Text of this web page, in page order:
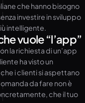
che hanno bisogno
investire in sviluppo
intelligente.
vuole “l’app”
la richiesta di un’app
ha visto un
i clienti si aspettano
da fare non è
che il tuo